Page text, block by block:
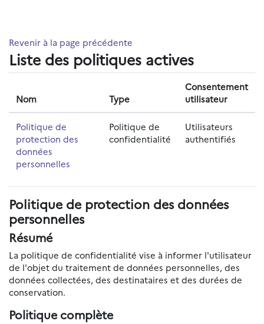
Revenir à la page précédente
Liste des politiques actives
Nom Type
Consentement
utilisateur
Politique de
protection des
données
personnelles
Politique de
confidentialité
Utilisateurs
authentifiés
Politique de protection des données
personnelles
Résumé
La politique de confidentialité vise à informer l'utilisateur
de l'objet du traitement de données personnelles, des
données collectées, des destinataires et des durées de
conservation.
Politique complète